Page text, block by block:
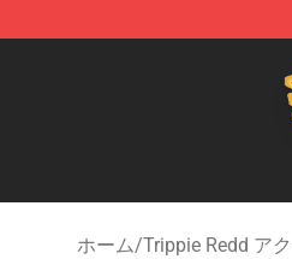
Trippie Redd Store -
ホーム/Trippie Redd ア